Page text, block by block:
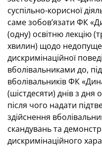
суспільно-корисної
саме зобов’язати ФК
(одну) освітню лекцію
хвилин) щодо
дискримінаційної
вболівальниками до,
вболівальників ФК
(шістдесяти) днів з
після чого надати
здійснення
скандувань та
дискримінаційного